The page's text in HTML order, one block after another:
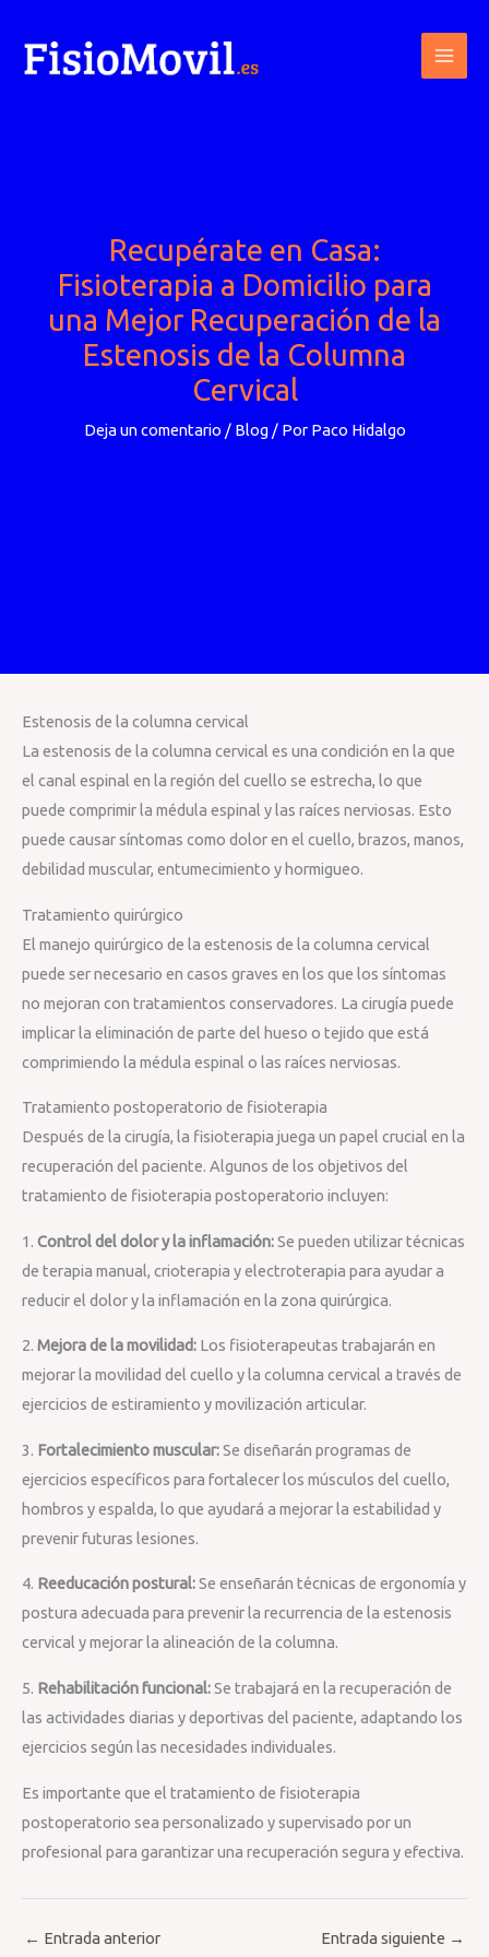
contenido
Recupérate en Casa:
Fisioterapia a Domicilio para
una Mejor Recuperación de la
Estenosis de la Columna
Cervical
Deja un comentario / Blog/ Por Paco Hidalgo
Estenosis de la columna cervical
La estenosis de la columna cervical es una condición en la que
el canal espinal en la región del cuello se estrecha, lo que
puede comprimir la médula espinal y las raíces nerviosas. Esto
puede causar síntomas como dolor en el cuello, brazos, manos,
debilidad muscular, entumecimiento y hormigueo.
Tratamiento quirúrgico
El manejo quirúrgico de la estenosis de la columna cervical
puede ser necesario en casos graves en los que los síntomas
no mejoran con tratamientos conservadores. La cirugía puede
implicar la eliminación de parte del hueso o tejido que está
comprimiendo la médula espinal o las raíces nerviosas.
Tratamiento postoperatorio de fisioterapia
Después de la cirugía, la fisioterapia juega un papel crucial en la
recuperación del paciente. Algunos de los objetivos del
tratamiento de fisioterapia postoperatorio incluyen:
1. Control del dolor y la inflamación:Se pueden utilizar técnicas
de terapia manual, crioterapia y electroterapia para ayudar a
reducir el dolor y la inflamación en la zona quirúrgica.
2. Mejora de la movilidad: Los fisioterapeutas trabajarán en
mejorar la movilidad del cuello y la columna cervical a través de
ejercicios de estiramiento y movilización articular.
3. Fortalecimiento muscular:Se diseñarán programas de
ejercicios específicos para fortalecer los músculos del cuello,
hombros y espalda, lo que ayudará a mejorar la estabilidad y
prevenir futuras lesiones.
4. Reeducación postural:Se enseñarán técnicas de ergonomía y
postura adecuada para prevenir la recurrencia de la estenosis
cervical y mejorar la alineación de la columna.
5. Rehabilitación funcional:Se trabajará en la recuperación de
las actividades diarias y deportivas del paciente, adaptando los
ejercicios según las necesidades individuales.
Es importante que el tratamiento de fisioterapia
postoperatorio sea personalizado y supervisado por un
profesional para garantizar una recuperación segura y efectiva.
← Entrada anterior Entrada siguiente →